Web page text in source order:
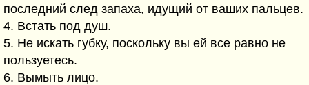
последний след запаха, идущий от ваших пальцев.
4. Встать под душ.
5. Не искать губку, поскольку вы ей все равно не
пользуетесь.
6. Вымыть лицо.